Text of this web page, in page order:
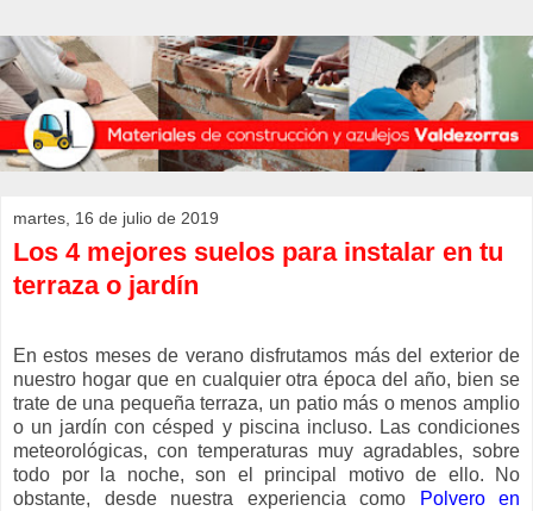
martes, 16 de julio de 2019
Los 4 mejores suelos para instalar en tu
terraza o jardín
En estos meses de verano disfrutamos más del exterior de
nuestro hogar que en cualquier otra época del año, bien se
trate de una pequeña terraza, un patio más o menos amplio
o un jardín con césped y piscina incluso. Las condiciones
meteorológicas, con temperaturas muy agradables, sobre
todo por la noche, son el principal motivo de ello. No
obstante, desde nuestra experiencia como
Polvero en